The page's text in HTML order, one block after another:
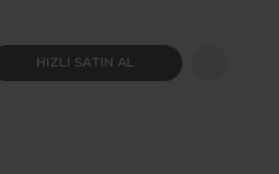
HIZLI SATIN AL